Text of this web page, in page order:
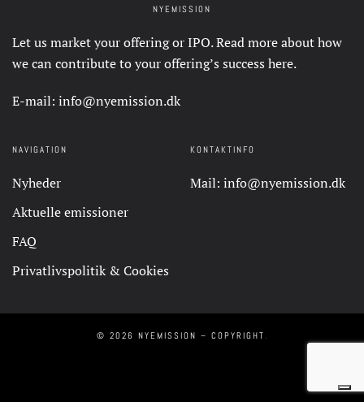
NYEMISSION
Let us market your offering or IPO. Read more about how
we can contribute to your offering’s success here.
E-mail: info@nyemission.dk
NAVIGATION
Nyheder
Aktuelle emissioner
FAQ
Privatlivspolitik & Cookies
KONTAKTINFO
Mail: info@nyemission.dk
© 2026 NYEMISSION – COPYRIGHT .